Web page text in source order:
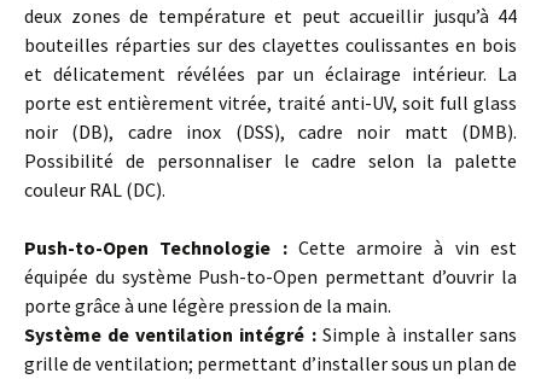
deux zones de température et peut accueillir jusqu’à 44
bouteilles réparties sur des clayettes coulissantes en bois
et délicatement révélées par un éclairage intérieur. La
porte est entièrement vitrée, traité anti-UV, soit full glass
noir (DB), cadre inox (DSS), cadre noir matt (DMB).
Possibilité de personnaliser le cadre selon la palette
couleur RAL (DC).
Push-to-Open Technologie : Cette armoire à vin est
équipée du système Push-to-Open permettant d’ouvrir la
porte grâce à une légère pression de la main.
Système de ventilation intégré : Simple à installer sans
grille de ventilation; permettant d’installer sous un plan de